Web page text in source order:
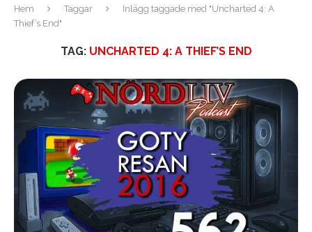
Hem Taggar
Inlägg taggade med "Uncharted 4: A
Thief’s End"
TAG: UNCHARTED 4: A THIEF’S END